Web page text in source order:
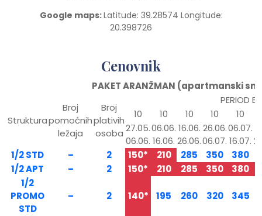
Google maps:Latitude: 39.28574 Longitude:
20.398726
Cenovnik
PAKET ARANŽMAN (apartmanski
Struktura
Broj
pomoćnih
ležaja
Broj
plativih
osoba
PERIOD
10
10 10 10 10
27.05.
06.06.
06.06.
16.06.
16.06.
26.06.
26.06.
06.07.
06.07.
16.07.
1/2 STD
– 2 150* 210 285 350 380
1/2 APT
– 2 150* 210 285 350 380
1/2
PROMO
STD
– 2 140* 195 260 320 345